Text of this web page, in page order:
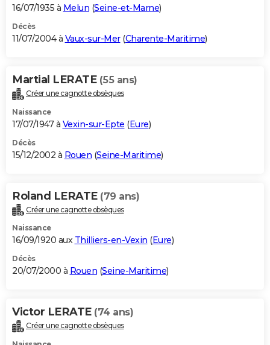
16/07/1935 à Melun (Seine-et-Marne)
Décès
11/07/2004 à Vaux-sur-Mer(Charente-Maritime)
Martial LERATE (55 ans)
Créer une cagnotte obsèques
Naissance
17/07/1947 à Vexin-sur-Epte (Eure)
Décès
15/12/2002 à Rouen (Seine-Maritime)
Roland LERATE (79 ans)
Créer une cagnotte obsèques
Naissance
16/09/1920 aux Thilliers-en-Vexin (Eure)
Décès
20/07/2000 à Rouen (Seine-Maritime)
Victor LERATE (74 ans)
Créer une cagnotte obsèques